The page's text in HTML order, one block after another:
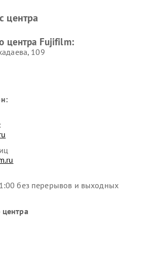
центра
центра Fujifilm:
109
без перерывов и выходных
центра